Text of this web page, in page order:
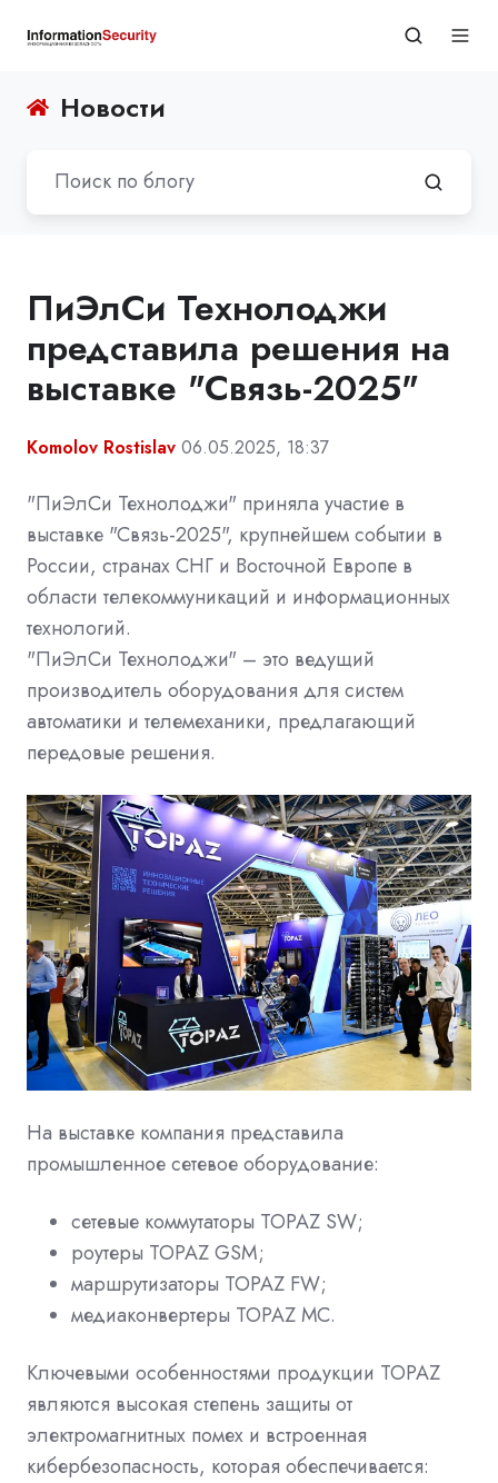
Новости
ПиЭлСи Технолоджи
представила решения на
выставке "Связь-2025"
Komolov Rostislav 06.05.2025, 18:37
"ПиЭлСи Технолоджи" приняла участие в
выставке "Связь-2025", крупнейшем событии в
России, странах СНГ и Восточной Европе в
области телекоммуникаций и информационных
технологий.
"ПиЭлСи Технолоджи" – это ведущий
производитель оборудования для систем
автоматики и телемеханики, предлагающий
передовые решения.
На выставке компания представила
промышленное сетевое оборудование:
сетевые коммутаторы TOPAZ SW;
роутеры TOPAZ GSM;
маршрутизаторы TOPAZ FW;
медиаконвертеры TOPAZ МС.
Ключевыми особенностями продукции TOPAZ
являются высокая степень защиты от
электромагнитных помех и встроенная
кибербезопасность, которая обеспечивается: